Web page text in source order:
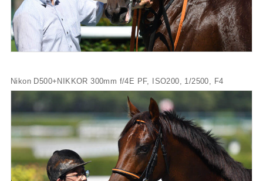
Nikon D500+NIKKOR 300mm f/4E PF, ISO200, 1/2500, F4